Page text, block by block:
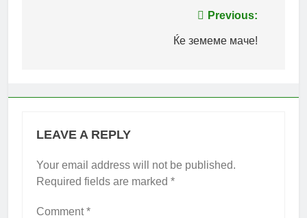
Previous:
Ќе земеме маче!
LEAVE A REPLY
Your email address will not be published.
Required fields are marked *
Comment*